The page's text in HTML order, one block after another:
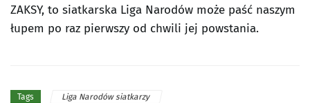
ZAKSY, to siatkarska Liga Narodów może paść naszym
łupem po raz pierwszy od chwili jej powstania.
Tags Liga Narodów siatkarzy